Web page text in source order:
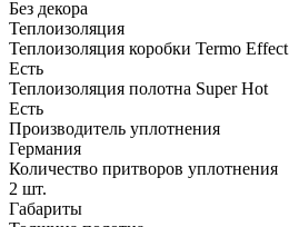
Без декора
Теплоизоляция
Теплоизоляция коробки Termo Effect
Есть
Теплоизоляция полотна Super Нot
Есть
Производитель уплотнения
Германия
Количество притворов уплотнения
2 шт.
Габариты